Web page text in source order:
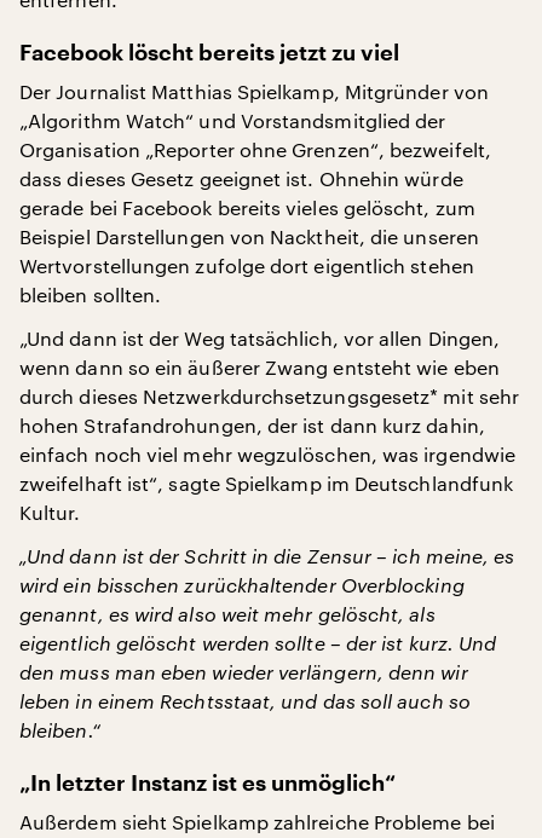
Facebook löscht bereits jetzt zu viel
Der Journalist Matthias Spielkamp, Mitgründer von
„Algorithm Watch“ und Vorstandsmitglied der
Organisation „Reporter ohne Grenzen“, bezweifelt,
dass dieses Gesetz geeignet ist. Ohnehin würde
gerade bei Facebook bereits vieles gelöscht, zum
Beispiel Darstellungen von Nacktheit, die unseren
Wertvorstellungen zufolge dort eigentlich stehen
bleiben sollten.
„Und dann ist der Weg tatsächlich, vor allen Dingen,
wenn dann so ein äußerer Zwang entsteht wie eben
durch dieses Netzwerkdurchsetzungsgesetz* mit sehr
hohen Strafandrohungen, der ist dann kurz dahin,
einfach noch viel mehr wegzulöschen, was irgendwie
zweifelhaft ist“, sagte Spielkamp im Deutschlandfunk
Kultur.
„Und dann ist der Schritt in die Zensur – ich meine, es
wird ein bisschen zurückhaltender Overblocking
genannt, es wird also weit mehr gelöscht, als
eigentlich gelöscht werden sollte – der ist kurz. Und
den muss man eben wieder verlängern, denn wir
leben in einem Rechtsstaat, und das soll auch so
bleiben.“
„In letzter Instanz ist es unmöglich“
Außerdem sieht Spielkamp zahlreiche Probleme bei